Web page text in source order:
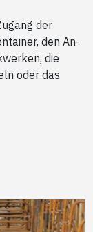
der
den An-
die
oder das